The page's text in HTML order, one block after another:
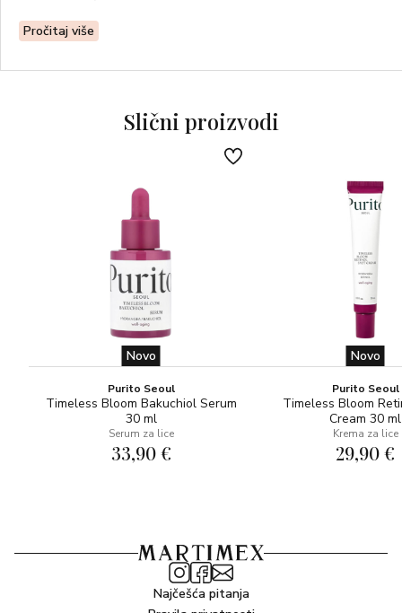
Pročitaj više
Slični proizvodi
Novo
Purito Seoul
Timeless Bloom Bakuchiol Serum
30 ml
Serum za lice
33,90 €
Novo
Purito Seoul
Timeless Bloom
Cream 30 ml
Krema za lice
29,90 €
Najčešća pitanja